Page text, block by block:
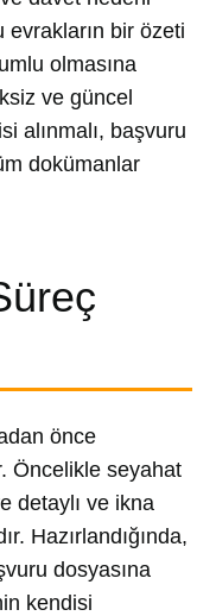
evrakların bir özeti
olmasına
ve güncel
alınmalı, başvuru
dokümanlar
önce
Öncelikle seyahat
detaylı ve ikna
Hazırlandığında,
dosyasına
kendisi